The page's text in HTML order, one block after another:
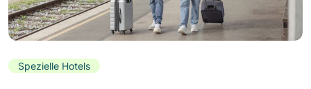
Spezielle Hotels